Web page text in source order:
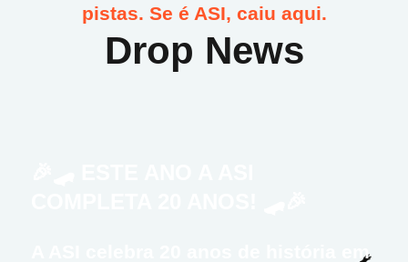
pistas. Se é ASI, caiu aqui.
Drop News
A ASI celebra 20 anos de história em